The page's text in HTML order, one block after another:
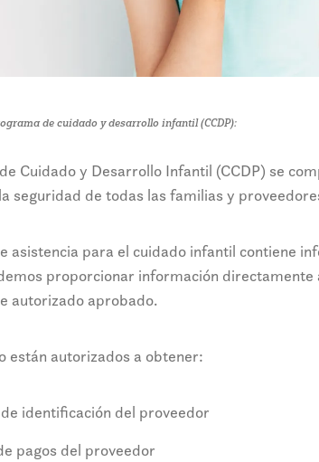
de cuidado y desarrollo infantil (CCDP):
Cuidado y Desarrollo Infantil (CCDP) se
seguridad de todas las familias y
asistencia para el cuidado infantil contiene
proporcionar información directamente
autorizado aprobado.
están autorizados a obtener:
identificación del proveedor
pagos del proveedor